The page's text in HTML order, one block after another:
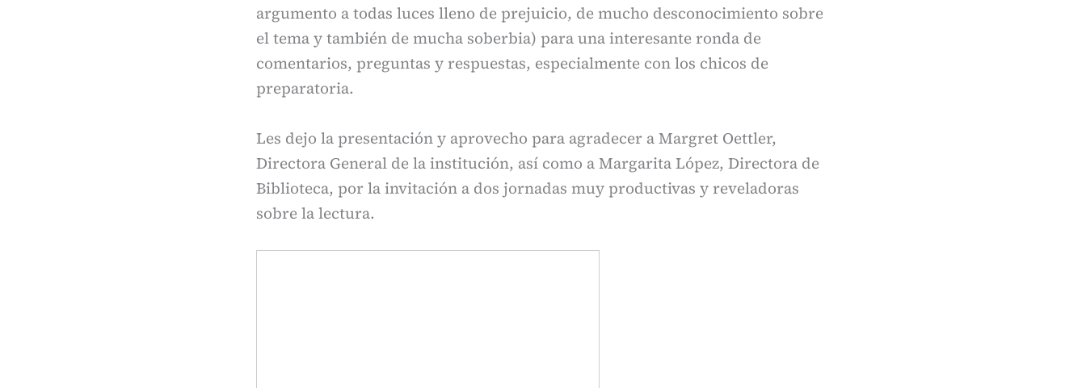
argumento a todas luces lleno de prejuicio, de mucho desconocimiento sobre
el tema y también de mucha soberbia) para una interesante ronda de
comentarios, preguntas y respuestas, especialmente con los chicos de
preparatoria.
Les dejo la presentación y aprovecho para agradecer a Margret Oettler,
Directora General de la institución, así como a Margarita López, Directora de
Biblioteca, por la invitación a dos jornadas muy productivas y reveladoras
sobre la lectura.